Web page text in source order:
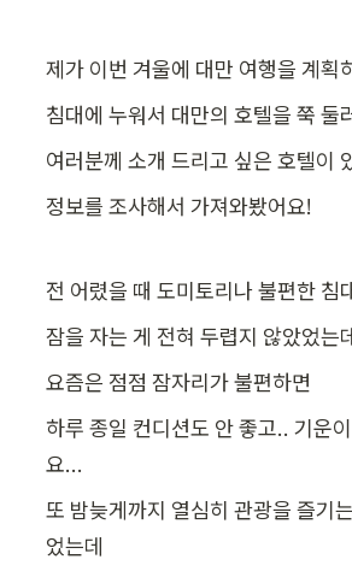
제가 이번 겨울에 대만 여행을 계획
침대에 누워서 대만의 호텔을 쭉 둘
여러분께 소개 드리고 싶은 호텔이
정보를 조사해서 가져와봤어요!
전 어렸을 때 도미토리나 불편한 침
잠을 자는 게 전혀 두렵지 않았었는
요즘은 점점 잠자리가 불편하면
하루 종일 컨디션도 안 좋고.. 기운
요...
또 밤늦게까지 열심히 관광을 즐기
었는데